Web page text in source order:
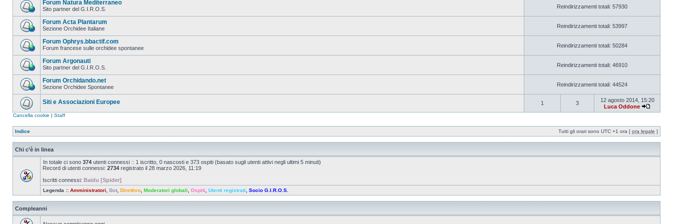
Forum Natura Mediterraneo
Sito partner del G.I.R.O.S. Reindirizzamenti totali: 57930
Forum Acta Plantarum
Sezione Orchidee Italiane Reindirizzamenti totali: 53997
Forum Ophrys.bbactif.com
Forum francese sulle orchidee spontanee Reindirizzamenti totali: 50284
Forum Argonauti
Sito partner del G.I.R.O.S. Reindirizzamenti totali: 46910
Forum Orchidando.net
Sezione Orchidee Spontanee Reindirizzamenti totali: 44524
Siti e Associazioni Europee 1 3
12 agosto 2014, 15:20
Luca Oddone
Cancella cookie | Staff
Indice Tutti gli orari sono UTC +1 ora [ ora legale ]
Chi c’è in linea
In totale ci sono 374 utenti connessi :: 1 iscritto, 0 nascosti e 373 ospiti (basato sugli utenti attivi negli ultimi 5 minuti)
Record di utenti connessi: 2734 registrato il 28 marzo 2026, 11:19
Iscritti connessi: Baidu [Spider]
Legenda :: Amministratori Bot Direttivo Moderatori globali Ospiti Utenti registrati Socio G.I.R.O.S.
Compleanni